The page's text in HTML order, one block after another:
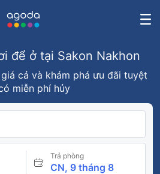
để ở tại Sakon Nakhon
cả và khám phá ưu đãi tuyệt
miễn phí hủy
Trả phòng
CN, 9 tháng 8